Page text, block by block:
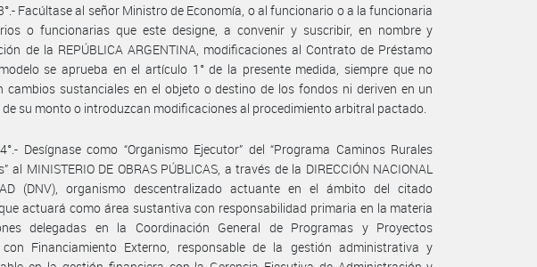
Facúltase al señor Ministro de Economía, o al funcionario o a la funcionaria
o funcionarias que este designe, a convenir y suscribir, en nombre y
de la REPÚBLICA ARGENTINA, modificaciones al Contrato de Préstamo
se aprueba en el artículo 1° de la presente medida, siempre que no
cambios sustanciales en el objeto o destino de los fondos ni deriven en un
su monto o introduzcan modificaciones al procedimiento arbitral pactado.
4°.- Desígnase como “Organismo Ejecutor” del “Programa Caminos Rurales
al MINISTERIO DE OBRAS PÚBLICAS, a través de la DIRECCIÓN NACIONAL
(DNV), organismo descentralizado actuante en el ámbito del citado
actuará como área sustantiva con responsabilidad primaria en la materia
delegadas en la Coordinación General de Programas y Proyectos
con Financiamiento Externo, responsable de la gestión administrativa y